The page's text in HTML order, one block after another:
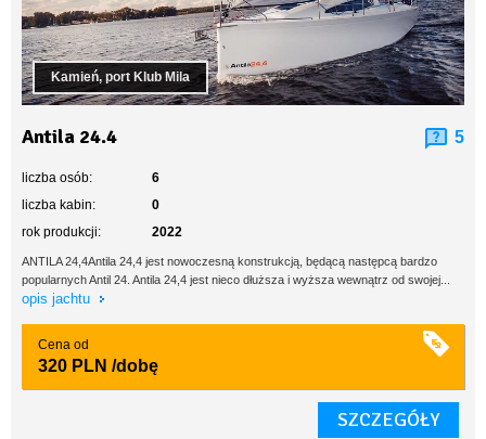
Kamień, port Klub Mila
Antila 24.4 5
liczba osób:
6
liczba kabin:
0
rok produkcji:
2022
ANTILA 24,4Antila 24,4 jest nowoczesną konstrukcją, będącą następcą bardzo
popularnych Antil 24. Antila 24,4 jest nieco dłuższa i wyższa wewnątrz od swojej...
opis jachtu
Cena od
320 PLN /dobę
SZCZEGÓŁY